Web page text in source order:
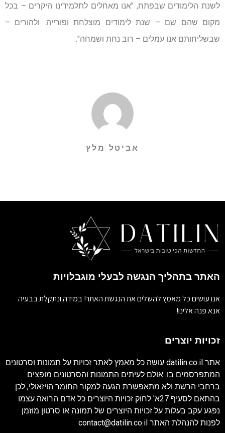
לשנת הלימודים שבפתח, "אנו מאחלים לתלמידינו היקרים – בכל
מקום שהם שם – שנת לימודים מוצלחת ופורייה. ולהורים –
שבשליחותם אנו עמלים – רוב נחת ושמחה".
אביטל מלץ
האתר בתהליך הנגשה לבעלי מוגבלויות
אנו עושים כל מאמץ להשלים את הנגשת האתר! במידה ונתקלת בבעיה
אנא פנה אלינו!
זכויות יוצרים
אתר datilin.co.il עושה כל מאמץ לאתר זכויות על תמונות וסרטונים
המתפרסמים בו. אולם לעיתים התמונות והסרטונים מופצים
ברחבי הרשת ולא מתאפשרת הגעה למקור החומר הויזאולי, לכן
בהתאם לסעיף 27א' לחוק זכויות היוצרים כל אדם הרואה עצמו
נפגע עקב בעלות על זכויות היוצרים של תמונה או סרטון מוזמן
לפנות להנהלת האתר contact@datilin.co.il